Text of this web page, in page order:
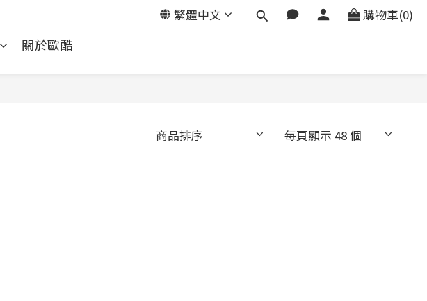
繁體中文 購物車(0)
關於歐酷
商品排序 每頁顯示 48 個